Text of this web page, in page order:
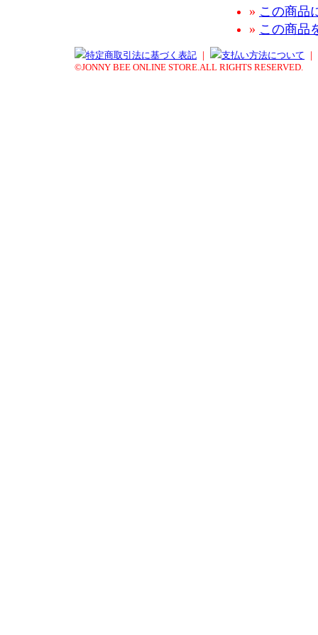
» この商品
» この商品
特定商取引法に基づく表記 ｜ 支払い方法について ｜
©JONNY BEE ONLINE STORE.ALL RIGHTS RESERVED.